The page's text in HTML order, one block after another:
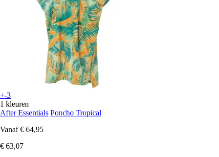
+-3
1 kleuren
After Essentials Poncho Tropical
Vanaf € 64,95
€ 63,07